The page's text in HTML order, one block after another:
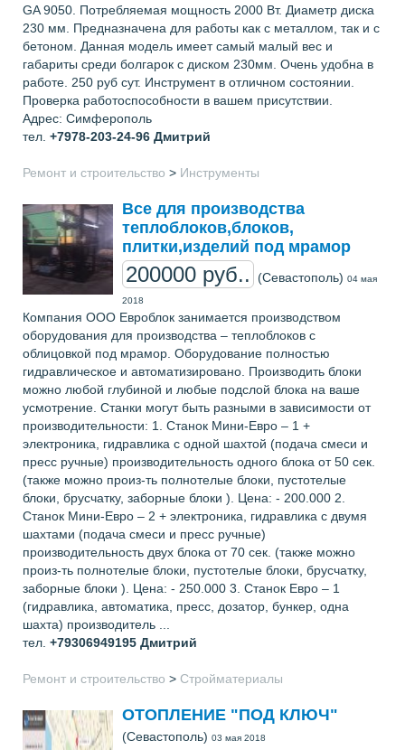
GA 9050. Потребляемая мощность 2000 Вт. Диаметр диска
230 мм. Предназначена для работы как с металлом, так и с
бетоном. Данная модель имеет самый малый вес и
габариты среди болгарок с диском 230мм. Очень удобна в
работе. 250 руб сут. Инструмент в отличном состоянии.
Проверка работоспособности в вашем присутствии.
Адрес: Симферополь
тел. +7978-203-24-96 Дмитрий
Ремонт и строительство > Инструменты
Все для производства
теплоблоков,блоков,
плитки,изделий под мрамор
200000 руб.. (Севастополь) 04 мая
2018
Компания ООО Евроблок занимается производством
оборудования для производства – теплоблоков с
облицовкой под мрамор. Оборудование полностью
гидравлическое и автоматизировано. Производить блоки
можно любой глубиной и любые подслой блока на ваше
усмотрение. Станки могут быть разными в зависимости от
производительности: 1. Станок Мини-Евро – 1 +
электроника, гидравлика с одной шахтой (подача смеси и
пресс ручные) производительность одного блока от 50 сек.
(также можно произ-ть полнотелые блоки, пустотелые
блоки, брусчатку, заборные блоки ). Цена: - 200.000 2.
Станок Мини-Евро – 2 + электроника, гидравлика с двумя
шахтами (подача смеси и пресс ручные)
производительность двух блока от 70 сек. (также можно
произ-ть полнотелые блоки, пустотелые блоки, брусчатку,
заборные блоки ). Цена: - 250.000 3. Станок Евро – 1
(гидравлика, автоматика, пресс, дозатор, бункер, одна
шахта) производитель ...
тел. +79306949195 Дмитрий
Ремонт и строительство > Стройматериалы
ОТОПЛЕНИЕ "ПОД КЛЮЧ"
(Севастополь) 03 мая 2018